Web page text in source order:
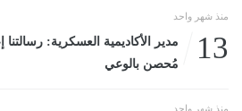
منذ شهر واحد
13
مدير الأكاديمية العسكرية:
مُحصن بالوعي
منذ شهر واحد